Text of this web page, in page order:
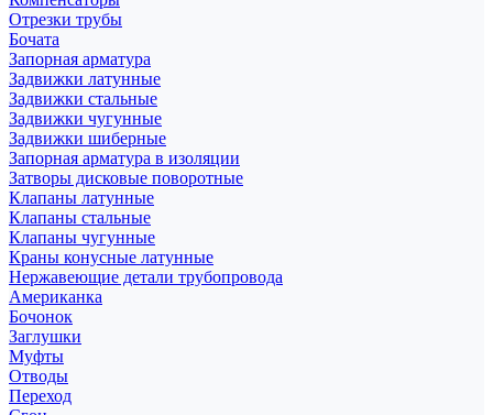
Отрезки трубы
Бочата
Запорная арматура
Задвижки латунные
Задвижки стальные
Задвижки чугунные
Задвижки шиберные
Запорная арматура в изоляции
Затворы дисковые поворотные
Клапаны латунные
Клапаны стальные
Клапаны чугунные
Краны конусные латунные
Нержавеющие детали трубопровода
Американка
Бочонок
Заглушки
Муфты
Отводы
Переход